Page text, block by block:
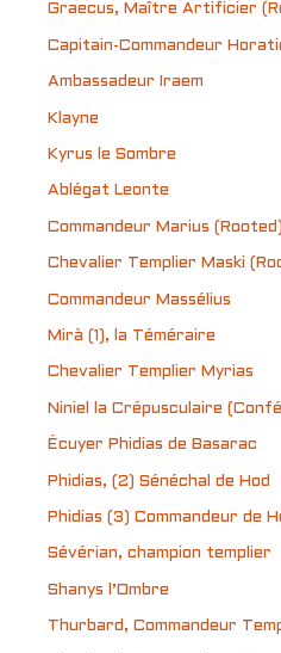
Graecus, Maître Artificier
Capitain-Commandeur
Ambassadeur Iraem
Klayne
Kyrus le Sombre
Ablégat Leonte
Commandeur Marius (Rooted)
Chevalier Templier Maski
Commandeur Massélius
Mirà (1), la Téméraire
Chevalier Templier Myrias
Niniel la Crépusculaire
Écuyer Phidias de Basarac
Phidias, (2) Sénéchal de Hod
Phidias (3) Commandeur de
Sévérian, champion templier
Shanys l’Ombre
Thurbard, Commandeur